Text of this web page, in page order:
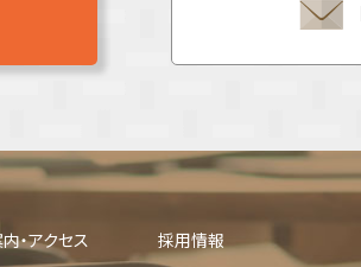
・アクセス 採用情報